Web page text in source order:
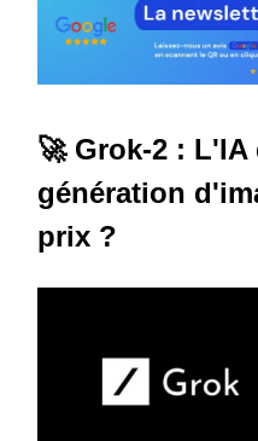
🚀 Grok-2 :
génération
prix ?